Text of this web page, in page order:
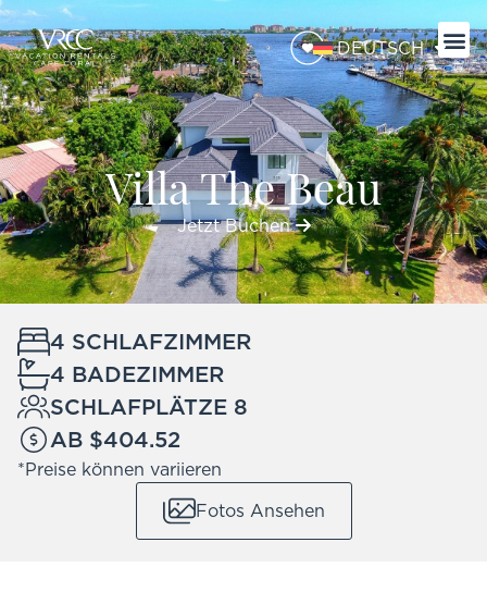
DEUTSCH
Villa The Beau
Jetzt Buchen
4 SCHLAFZIMMER
4 BADEZIMMER
SCHLAFPLÄTZE 8
AB $404.52
*Preise können variieren
Fotos Ansehen